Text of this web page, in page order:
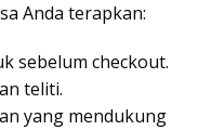
Anda terapkan:
sebelum checkout.
teliti.
yang mendukung